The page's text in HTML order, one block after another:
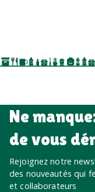
Ne
de vous
Rejoignez notre
des nouveautés qui
et collaborateurs